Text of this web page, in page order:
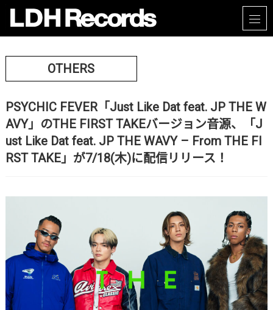
OTHERS
PSYCHIC FEVER「Just Like Dat feat. JP THE W
AVY」のTHE FIRST TAKEバージョン音源、「J
ust Like Dat feat. JP THE WAVY – From THE FI
RST TAKE」が7/18(木)に配信リリース！